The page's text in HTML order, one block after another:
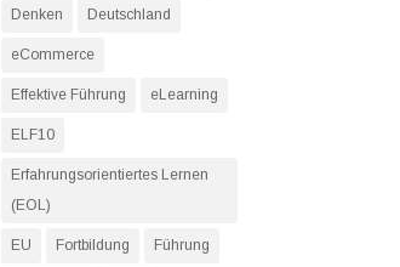
Denken Deutschland
eCommerce
Effektive Führung eLearning
ELF10
Erfahrungsorientiertes Lernen
(EOL)
EU Fortbildung Führung